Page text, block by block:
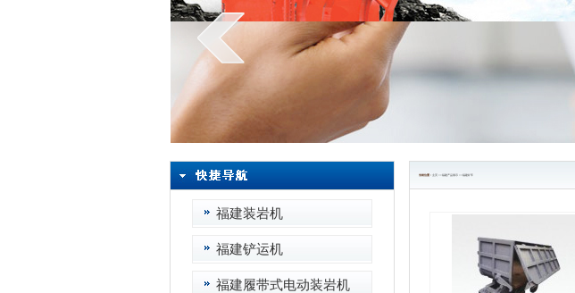
福建装岩机
福建铲运机
福建履带式电动装岩机
当前位置 : 主页 >> 福建产品展示>> 福建矿车